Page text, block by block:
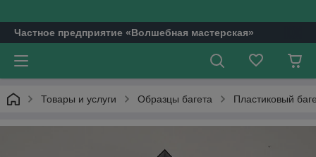
Частное предприятие «Волшебная мастерская»
Товары и услуги Образцы багета Пластиковый